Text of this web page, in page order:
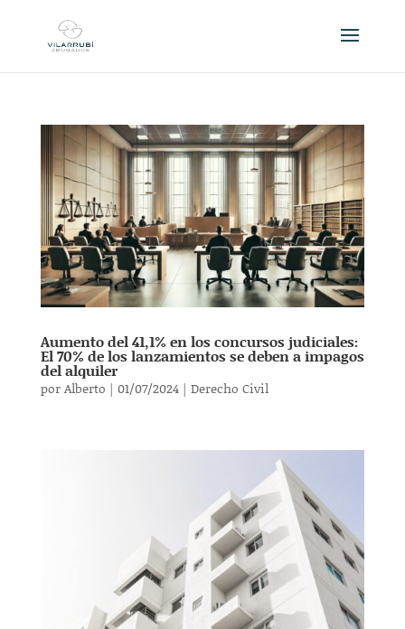
Aumento del 41,1% en los concursos judiciales:
El 70% de los lanzamientos se deben a impagos
del alquiler
porAlberto | 01/07/2024| Derecho Civil